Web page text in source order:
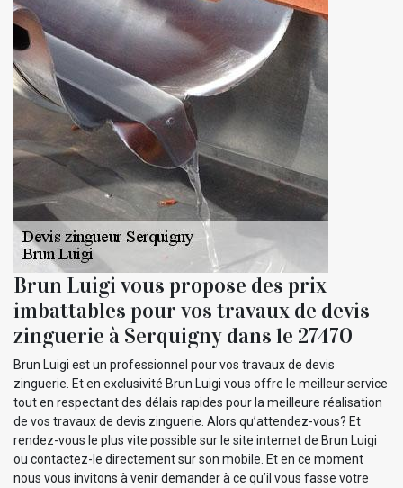
Brun Luigi vous propose des prix
imbattables pour vos travaux de devis
zinguerie à Serquigny dans le 27470
Brun Luigi est un professionnel pour vos travaux de devis
zinguerie. Et en exclusivité Brun Luigi vous offre le meilleur service
tout en respectant des délais rapides pour la meilleure réalisation
de vos travaux de devis zinguerie. Alors qu’attendez-vous? Et
rendez-vous le plus vite possible sur le site internet de Brun Luigi
ou contactez-le directement sur son mobile. Et en ce moment
nous vous invitons à venir demander à ce qu’il vous fasse votre